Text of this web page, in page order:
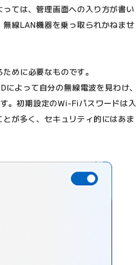
ては、管理画面への入り方が書い
線LAN機器を乗っ取られかねませ
めに必要なものです。
よって自分の無線電波を見わけ、
。初期設定のWi-Fiパスワードは入
が多く、セキュリティ的にはあま